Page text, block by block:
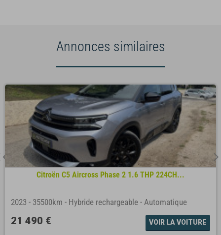
Annonces similaires
Citroën C5 Aircross Phase 2 1.6 THP 224CH...
2023 - 35500km - Hybride rechargeable - Automatique
21 490 € VOIR LA VOITURE